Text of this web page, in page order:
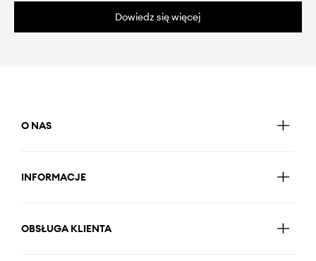
Dowiedz się więcej
O NAS
INFORMACJE
OBSŁUGA KLIENTA